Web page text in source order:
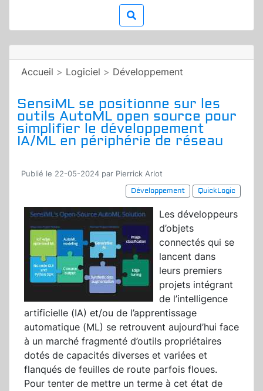
Accueil > Logiciel > Développement
SensiML se positionne sur les
outils AutoML open source pour
simplifier le développement
IA/ML en périphérie de réseau
Publié le 22-05-2024 par Pierrick Arlot
Développement
QuickLogic
Les développeurs
d’objets
connectés qui se
lancent dans
leurs premiers
projets intégrant
de l’intelligence
artificielle (IA) et/ou de l’apprentissage
automatique (ML) se retrouvent aujourd’hui face
à un marché fragmenté d’outils propriétaires
dotés de capacités diverses et variées et
flanqués de feuilles de route parfois floues.
Pour tenter de mettre un terme à cet état de